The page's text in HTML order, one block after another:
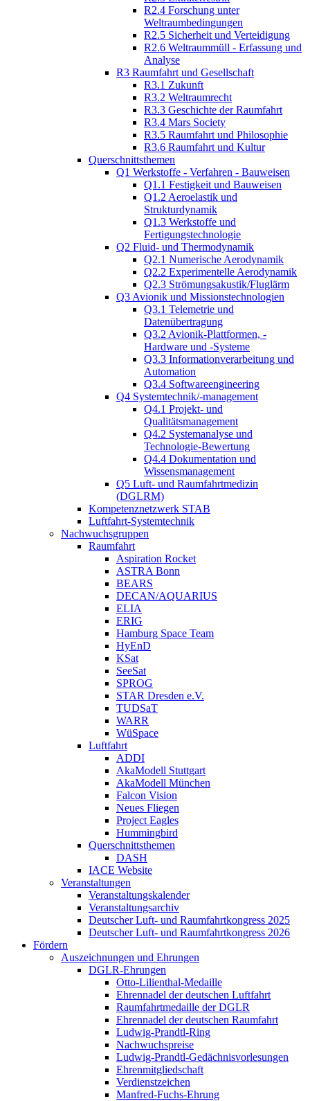
R2.4 Forschung unter
Weltraumbedingungen
R2.5 Sicherheit und Verteidigung
R2.6 Weltraummüll - Erfassung und
Analyse
R3 Raumfahrt und Gesellschaft
R3.1 Zukunft
R3.2 Weltraumrecht
R3.3 Geschichte der Raumfahrt
R3.4 Mars Society
R3.5 Raumfahrt und Philosophie
R3.6 Raumfahrt und Kultur
Querschnittsthemen
Q1 Werkstoffe - Verfahren - Bauweisen
Q1.1 Festigkeit und Bauweisen
Q1.2 Aeroelastik und
Strukturdynamik
Q1.3 Werkstoffe und
Fertigungstechnologie
Q2 Fluid- und Thermodynamik
Q2.1 Numerische Aerodynamik
Q2.2 Experimentelle Aerodynamik
Q2.3 Strömungsakustik/Fluglärm
Q3 Avionik und Missionstechnologien
Q3.1 Telemetrie und
Datenübertragung
Q3.2 Avionik-Plattformen, -
Hardware und -Systeme
Q3.3 Informationverarbeitung und
Automation
Q3.4 Softwareengineering
Q4 Systemtechnik/-management
Q4.1 Projekt- und
Qualitätsmanagement
Q4.2 Systemanalyse und
Technologie-Bewertung
Q4.4 Dokumentation und
Wissensmanagement
Q5 Luft- und Raumfahrtmedizin
(DGLRM)
Kompetenznetzwerk STAB
Luftfahrt-Systemtechnik
Nachwuchsgruppen
Raumfahrt
Aspiration Rocket
ASTRA Bonn
BEARS
DECAN/AQUARIUS
ELIA
ERIG
Hamburg Space Team
HyEnD
KSat
SeeSat
SPROG
STAR Dresden e.V.
TUDSaT
WARR
WüSpace
Luftfahrt
ADDI
AkaModell Stuttgart
AkaModell München
Falcon Vision
Neues Fliegen
Project Eagles
Hummingbird
Querschnittsthemen
DASH
IACE Website
Veranstaltungen
Veranstaltungskalender
Veranstaltungsarchiv
Deutscher Luft- und Raumfahrtkongress 2025
Deutscher Luft- und Raumfahrtkongress 2026
Fördern
Auszeichnungen und Ehrungen
DGLR-Ehrungen
Otto-Lilienthal-Medaille
Ehrennadel der deutschen Luftfahrt
Raumfahrtmedaille der DGLR
Ehrennadel der deutschen Raumfahrt
Ludwig-Prandtl-Ring
Nachwuchspreise
Ludwig-Prandtl-Gedächnisvorlesungen
Ehrenmitgliedschaft
Verdienstzeichen
Manfred-Fuchs-Ehrung